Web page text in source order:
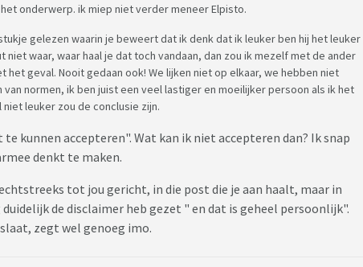
onderwerp. ik miep niet verder meneer Elpisto.
gelezen waarin je beweert dat ik denk dat ik leuker ben hij het leuker
niet waar, waar haal je dat toch vandaan, dan zou ik mezelf met de ander
het geval. Nooit gedaan ook! We lijken niet op elkaar, we hebben niet
normen, ik ben juist een veel lastiger en moeilijker persoon als ik het
leuker zou de conclusie zijn.
kunnen accepteren". Wat kan ik niet accepteren dan? Ik snap
denkt te maken.
tot jou gericht, in die post die je aan haalt, maar in
de disclaimer heb gezet " en dat is geheel persoonlijk".
zegt wel genoeg imo.